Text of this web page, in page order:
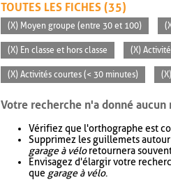
TOUTES LES FICHES (35)
(X) Moyen groupe (entre 30 et 100)
(X) En classe et hors classe (X)
(X) Activités courtes (< 30 minutes)
Votre recherche n'a donné aucun
Vérifiez que l'orthographe est
Supprimez les guillemets
garage à véloretournera
Envisagez d'élargir votre
que garage à vélo.